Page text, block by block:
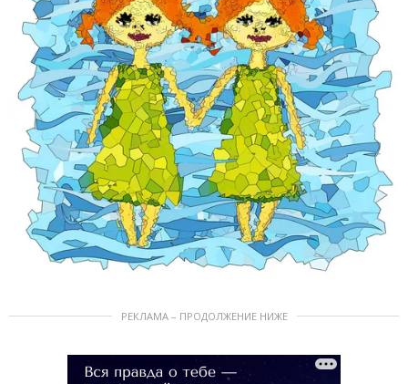
РЕКЛАМА – ПРОДОЛЖЕНИЕ НИЖЕ